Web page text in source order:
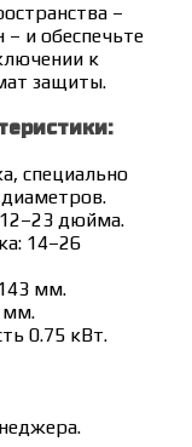
–
и обеспечьте
к
защиты.
специально
дюйма.
14–26
мм.
мм.
0.75 кВт.